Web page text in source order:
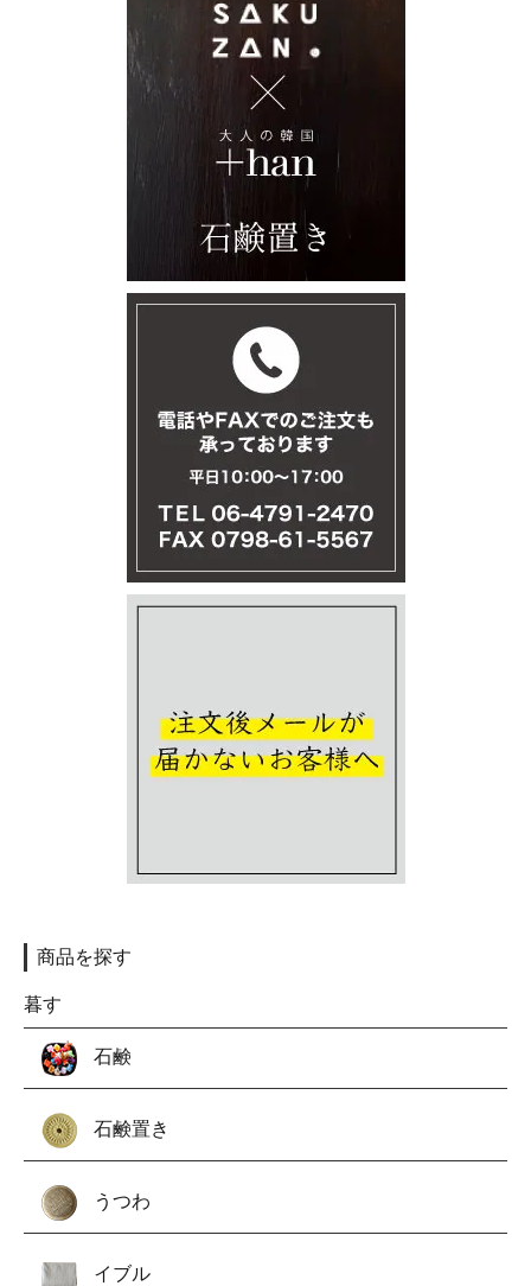
商品を探す
暮す
石鹸
石鹸置き
うつわ
イブル